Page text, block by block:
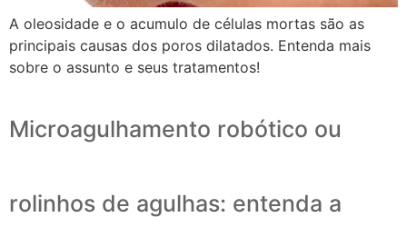
A oleosidade e o acumulo de células mortas são as
principais causas dos poros dilatados. Entenda mais
sobre o assunto e seus tratamentos!
Microagulhamento robótico ou
rolinhos de agulhas: entenda a